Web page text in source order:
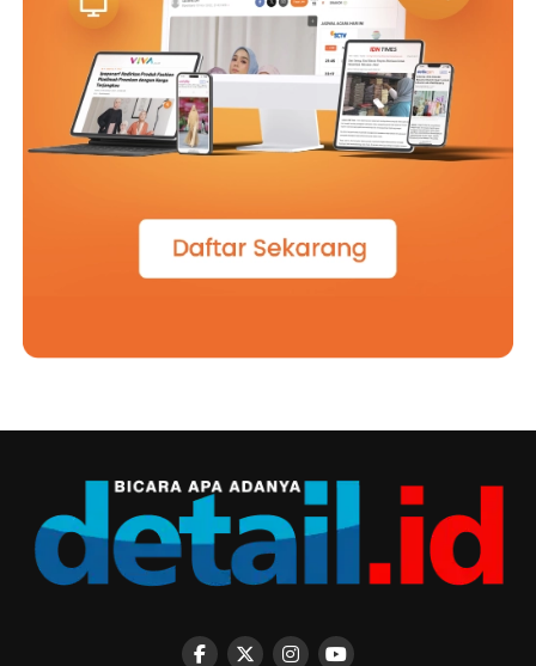
Menjelang berakhirnya kegiatan, Romo Agustinus Sugiyo
Pitoyo, SJ, mengajak para orang tua untuk tetap hadir
dalam perjalanan pendidikan putra-putra yang
berproses di De Britto. Menurutnya, sekolah tidak dapat
berjalan sendiri, karena pendidikan akan menemukan
perkembangan setiap anak.
titik awal sebuah perjalanan panjang yang akan
bukan hanya tentang mempersiapkan lulusan yang siap
menghadirkan manusia yang mampu memberi arti bagi
kehidupan orang lain. Dari aula pada pagi, lapangan
basket dan ruang kelas itu, sebuah perjalanan baru
dimulai dengan perjalanan untuk belajar, bertumbuh,